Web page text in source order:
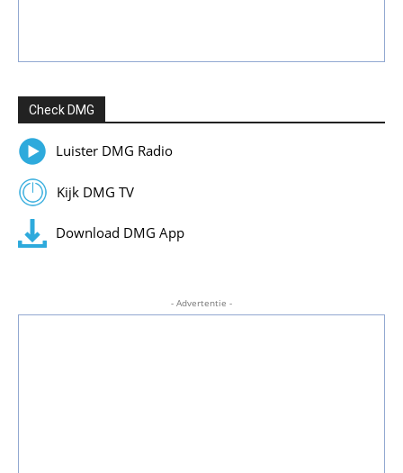
Check DMG
Luister DMG Radio
Kijk DMG TV
Download DMG App
- Advertentie -